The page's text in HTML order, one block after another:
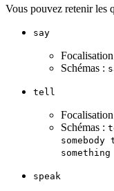
Vous pouvez retenir les
say
Schémas :
tell
Schémas :
something
speak